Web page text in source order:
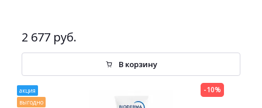
2 677 руб.
В корзину
акция
выгодно
-10%